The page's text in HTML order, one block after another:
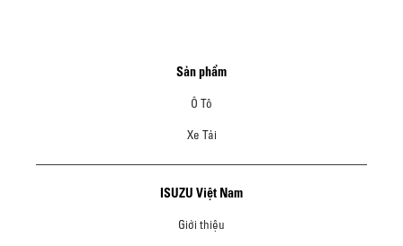
Sản phẩm
Ô Tô
Xe Tải
ISUZU Việt Nam
Giới thiệu